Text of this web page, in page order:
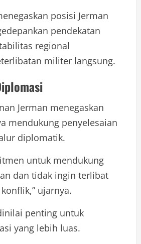
posisi Jerman
pendekatan
regional
militer langsung.
Jerman menegaskan
mendukung penyelesaian
diplomatik.
untuk mendukung
dan tidak ingin terlibat
ujarnya.
penting untuk
yang lebih luas.